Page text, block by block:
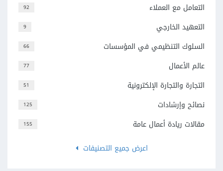
92 التعامل مع العملاء
9 التعهيد الخارجي
66 السلوك التنظيمي في المؤسسات
77 عالم الأعمال
51 التجارة والتجارة الإلكترونية
125 نصائح وإرشادات
155
مقالات ريادة أعمال عامة
اعرض جميع التصنيفات